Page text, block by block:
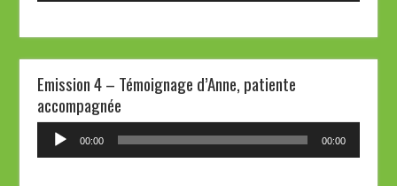
Emission 4 – Témoignage d’Anne, patiente
accompagnée
Lecteur
00:00 00:00